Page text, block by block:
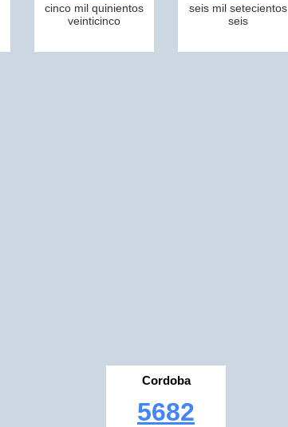
cinco mil quinientos
veinticinco
seis mil setecientos
seis
Cordoba
5682